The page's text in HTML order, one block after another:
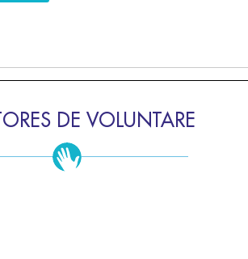
DE VOLUNTARE